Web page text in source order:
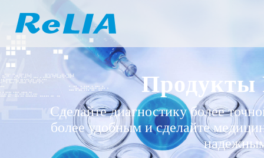
Продукты
Сделайте диагностику более
более удобным и сделайте